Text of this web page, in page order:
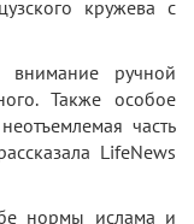
кружева с
ручной
Также особое
часть
LifeNews
нормы ислама и